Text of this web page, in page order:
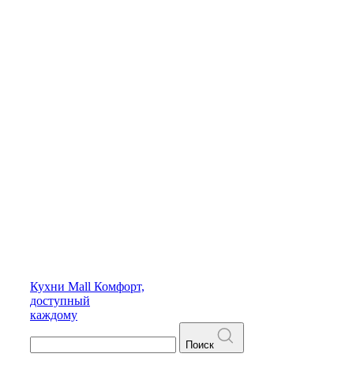
Кухни Mall Комфорт,
доступный
каждому
Поиск